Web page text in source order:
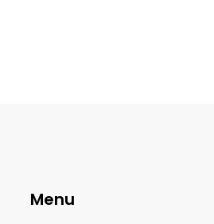
Menu